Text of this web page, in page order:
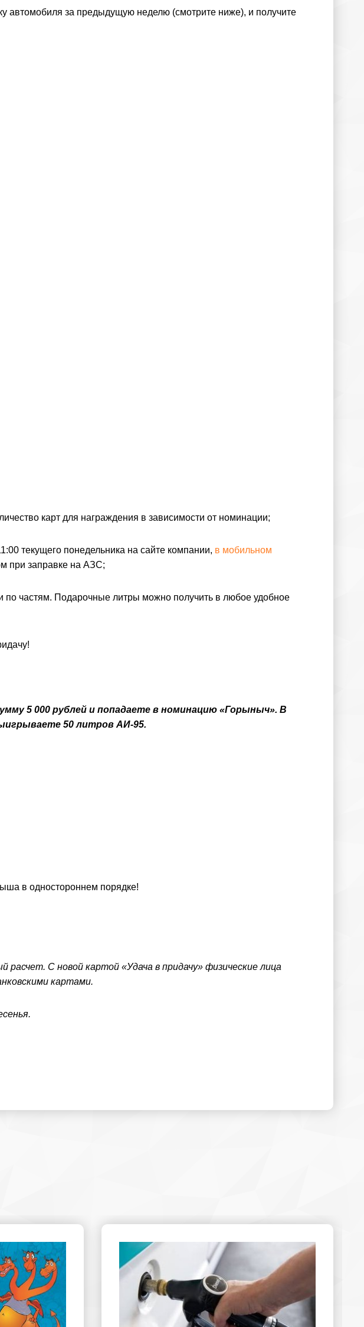
автомобиля за предыдущую неделю (смотрите ниже), и получите
карт для награждения в зависимости от номинации;
текущего понедельника на сайте компании, в мобильном
при заправке на АЗС;
частям. Подарочные литры можно получить в любое удобное
5 000 рублей и попадаете в номинацию «Горыныч». В
50 литров АИ-95.
в одностороннем порядке!
С новой картой «Удача в придачу» физические лица
картами.